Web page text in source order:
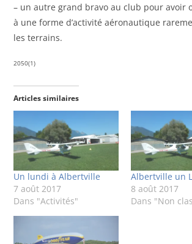
– un autre grand bravo au club pour avoir
à une forme d’activité aéronautique
les terrains.
2050(1)
Articles similaires
Un lundi à Albertville
7 août 2017
Dans "Activités"
Albertville un
8 août 2017
Dans "Non